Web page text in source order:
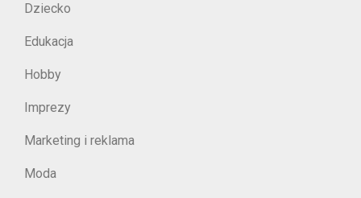
Dziecko
Edukacja
Hobby
Imprezy
Marketing i reklama
Moda